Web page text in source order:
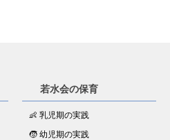
若水会の保育
👶 乳児期の実践
🧒 幼児期の実践